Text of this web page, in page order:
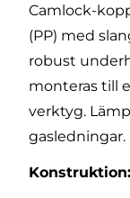
Camlock-
(PP) med
robust
monteras till
verktyg.
gasledningar.
Konstruktion: